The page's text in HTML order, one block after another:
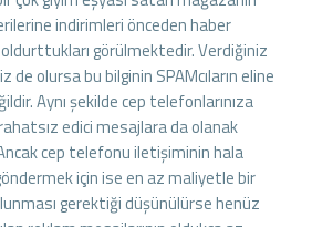
indirimleri önceden haber
görülmektedir. Verdiğiniz
de olursa bu bilginin SPAMcıların eline
Aynı şekilde cep telefonlarınıza
edici mesajlara da olanak
cep telefonu iletişiminin hala
için ise en az maliyetle bir
gerektiği düşünülürse henüz